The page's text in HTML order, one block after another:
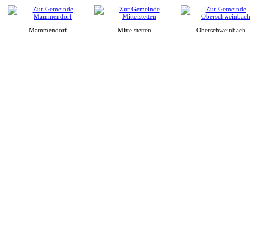
Mammendorf Mittelstetten Oberschweinbach